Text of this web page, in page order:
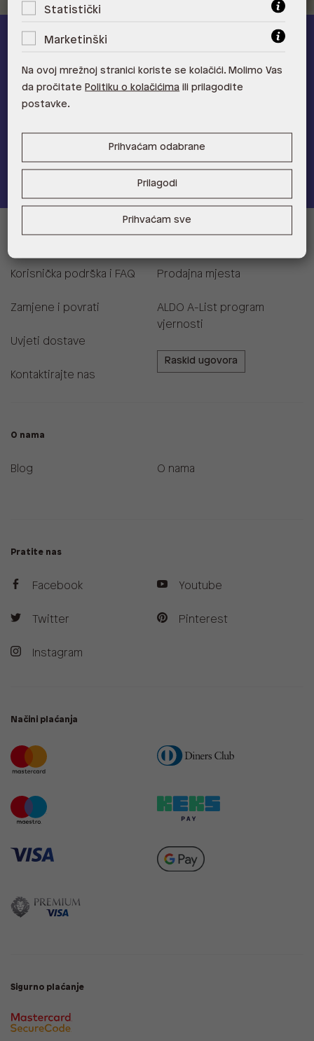
Učlani se u ALDO A-list program vjernosti
na novu kolekciju!
Pridružite se
Korisnička podrška i FAQ
Zamjene i povrati
Uvjeti dostave
Kontaktirajte nas
Prodajna mjesta
ALDO A-List program
vjernosti
Raskid ugovora
O nama
Blog O nama
Pratite nas
Facebook
Twitter
Instagram
Youtube
Pinterest
Načini plaćanja
Sigurno plaćanje
Statistički
Marketinški
Na ovoj mrežnoj stranici koriste se kolačići. Molimo Vas
da pročitate Politiku o kolačićima ili prilagodite
postavke.
Prihvaćam odabrane
Prilagodi
Prihvaćam sve